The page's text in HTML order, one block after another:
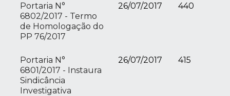
Portaria N°
6802/2017 - Termo
de Homologação do
PP 76/2017
26/07/2017 440
Portaria N°
6801/2017 - Instaura
Sindicância
Investigativa
26/07/2017 415